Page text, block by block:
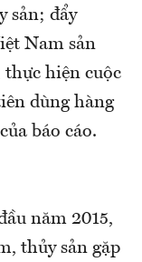
sản; đẩy
Nam sản
thực hiện cuộc
dùng hàng
báo cáo.
năm 2015,
thủy sản gặp